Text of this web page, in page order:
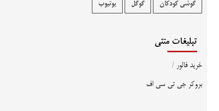
گوشی کودکان گوگل یوتیوب
تبلیغات متنی
خرید فالور /
بروکر جی تی سی اف